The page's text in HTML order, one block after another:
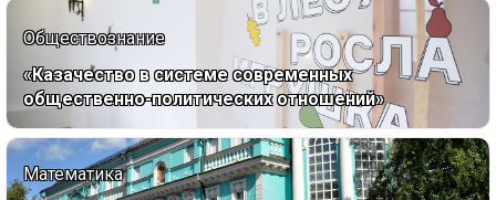
Обществознание
«Казачество в системе современных
общественно-политических отношений»
Математика